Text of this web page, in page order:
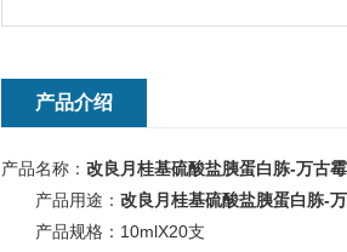
产品介绍
产品名称： 改良月桂基硫酸盐胰蛋白胨-万古
产品用途： 改良月桂基硫酸盐胰蛋白胨-
产品规格：10mlX20支